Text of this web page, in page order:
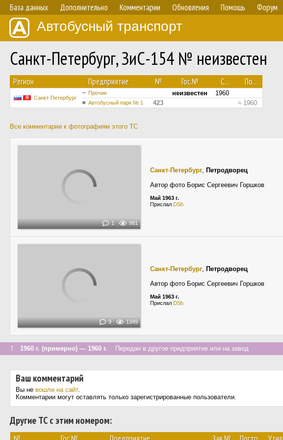
База данных Дополнительно Комментарии Обновления Помощь Форум
Автобусный транспорт
Санкт-Петербург, ЗиС-154 № неизвестен
Регион Предприятие № Гос.№ С... По...
Санкт-Петербург
Прочие неизвестен 1960
Автобусный парк № 1 423 ≈ 1960
Все комментарии к фотографиям этого ТС
1 981
Санкт-Петербург, Петродворец
Автор фото Борис Сергеевич Горшков
Май 1963 г.
Прислал DSh
9 1349
Санкт-Петербург, Петродворец
Автор фото Борис Сергеевич Горшков
Май 1963 г.
Прислал DSh
↑ 1960 г. (примерно) — 1960 г. Передан в другое предприятие или на завод
Ваш комментарий
Вы не вошли на сайт.
Комментарии могут оставлять только зарегистрированные пользователи.
Другие ТС с этим номером: